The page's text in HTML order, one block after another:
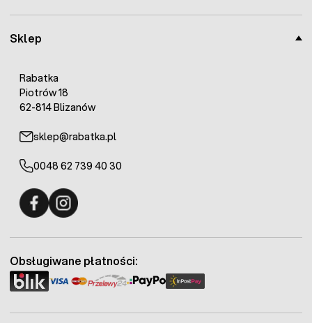
Sklep
Rabatka
Piotrów 18
62-814 Blizanów
sklep@rabatka.pl
0048 62 739 40 30
Obsługiwane płatności: